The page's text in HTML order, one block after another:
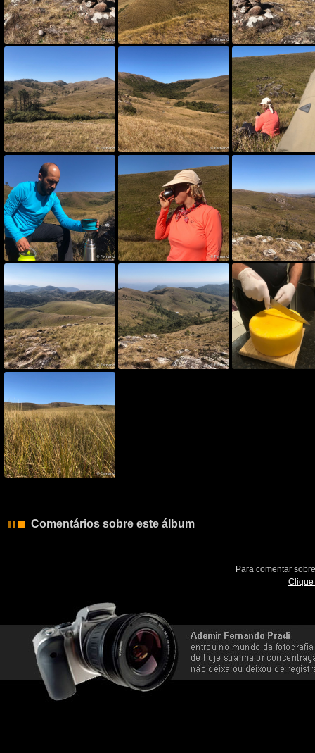
Comentários sobre este álbum
Para comentar
Clique